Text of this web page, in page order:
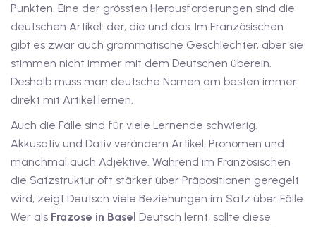
Deutsch B2
B2
Deutsch B2
B2
Deutsch C1
C1
Punkten. Eine der grössten Herausforderungen sind die
deutschen Artikel: der, die und das. Im Französischen
gibt es zwar auch grammatische Geschlechter, aber sie
stimmen nicht immer mit dem Deutschen überein.
Deshalb muss man deutsche Nomen am besten immer
direkt mit Artikel lernen.
Auch die Fälle sind für viele Lernende schwierig.
Akkusativ und Dativ verändern Artikel, Pronomen und
manchmal auch Adjektive. Während im Französischen
die Satzstruktur oft stärker über Präpositionen geregelt
wird, zeigt Deutsch viele Beziehungen im Satz über Fälle.
Wer als Frazose in Basel Deutsch lernt, sollte diese